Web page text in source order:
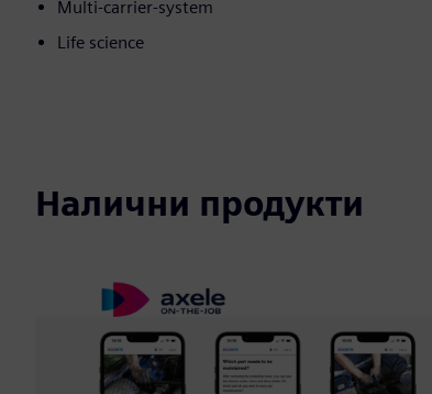
Multi-carrier-system
Life science
Налични продукти